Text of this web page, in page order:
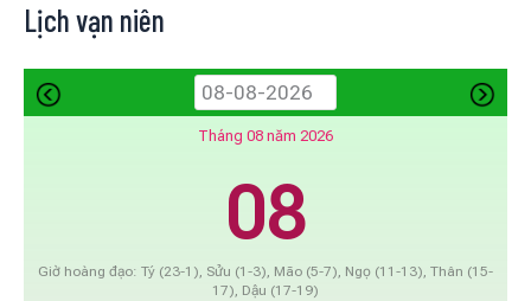
Lịch vạn niên
Tháng 08 năm 2026
08
Giờ hoàng đạo: Tý (23-1), Sửu (1-3), Mão (5-7), Ngọ (11-13), Thân (15-
17), Dậu (17-19)